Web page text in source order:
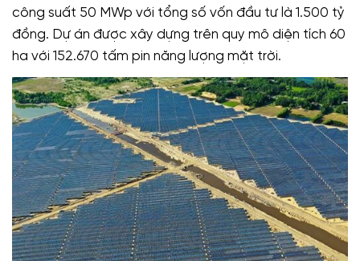
công suất 50 MWp với tổng số vốn đầu tư là 1.500 tỷ
đồng. Dự án được xây dựng trên quy mô diện tích 60
ha với 152.670 tấm pin năng lượng mặt trời.